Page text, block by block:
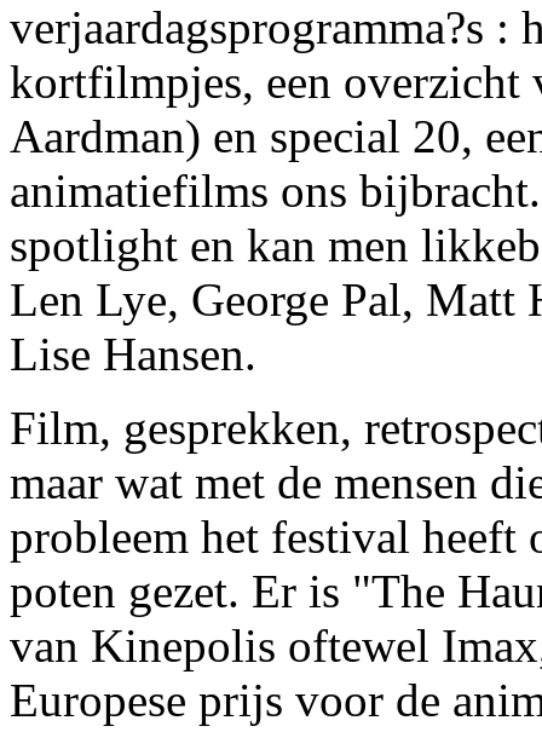
verjaardagsprogramma?s :
kortfilmpjes, een overzicht
Aardman) en special 20,
animatiefilms ons
spotlight en kan men
Len Lye, George Pal, Matt
Lise Hansen.
Film, gesprekken,
maar wat met de mensen
probleem het festival heeft
poten gezet. Er is "The
van Kinepolis oftewel
Europese prijs voor de